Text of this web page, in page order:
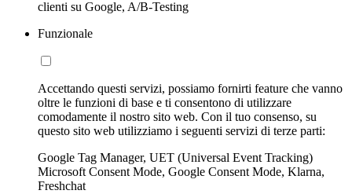
clienti su Google, A/B-Testing
Funzionale
Accettando questi servizi, possiamo fornirti feature che vanno
oltre le funzioni di base e ti consentono di utilizzare
comodamente il nostro sito web. Con il tuo consenso, su
questo sito web utilizziamo i seguenti servizi di terze parti:
Google Tag Manager, UET (Universal Event Tracking)
Microsoft Consent Mode, Google Consent Mode, Klarna,
Freshchat